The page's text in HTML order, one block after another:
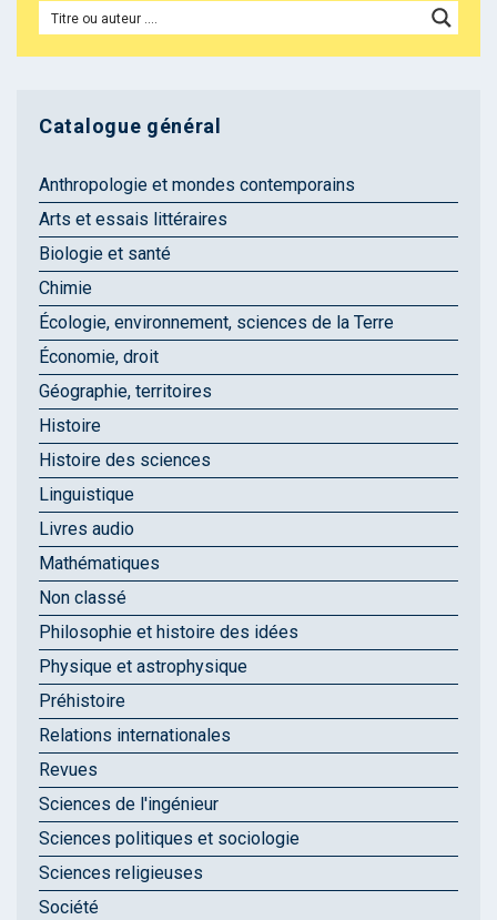
Catalogue général
Anthropologie et mondes contemporains
Arts et essais littéraires
Biologie et santé
Chimie
Écologie, environnement, sciences de la Terre
Économie, droit
Géographie, territoires
Histoire
Histoire des sciences
Linguistique
Livres audio
Mathématiques
Non classé
Philosophie et histoire des idées
Physique et astrophysique
Préhistoire
Relations internationales
Revues
Sciences de l'ingénieur
Sciences politiques et sociologie
Sciences religieuses
Société